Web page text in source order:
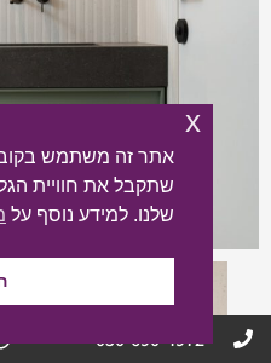
050-690-4972
שתקבל את חוויית
שלנו. למידע נוסף על
x